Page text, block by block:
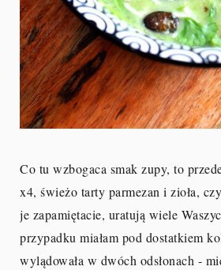
Co tu wzbogaca smak zupy, to
x4, świeżo tarty parmezan i zioła,
je zapamiętacie, uratują wiele
przypadku miałam pod dostatkiem
wylądowała w dwóch odsłonach -